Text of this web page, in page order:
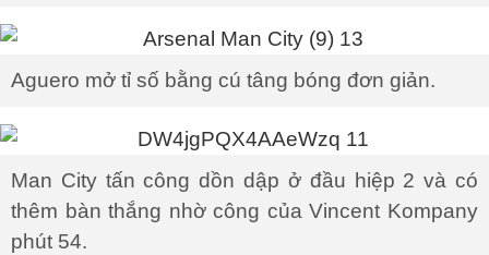
Aguero mở tỉ số bằng cú tâng bóng đơn giản.
Man City tấn công dồn dập ở đầu hiệp 2 và có
thêm bàn thắng nhờ công của Vincent Kompany
phút 54.